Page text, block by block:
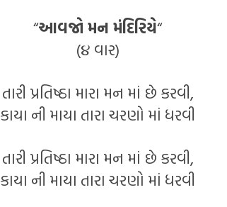
“આવજો મન મંદિરિયે“
(૪ વાર)
તારી પ્રતિષ્ઠા મારા મન માં છે કરવી,
કાયા ની માયા તારા ચરણો માં ધરવી
તારી પ્રતિષ્ઠા મારા મન માં છે કરવી,
કાયા ની માયા તારા ચરણો માં ધરવી